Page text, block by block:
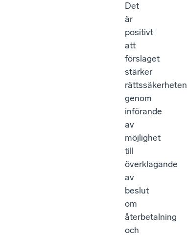
Det
är
positivt
att
förslaget
stärker
rättssäkerheten
genom
införande
av
möjlighet
till
överklagande
av
beslut
om
återbetalning
och